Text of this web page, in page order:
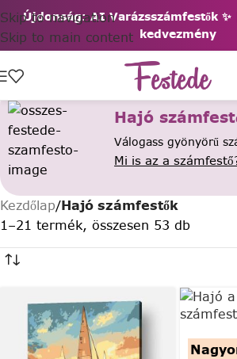
Újdonság: AI Varázsszámfestők
kedvezmény
Skip to navigation
Skip to main content
Hajó
Válogass gyönyörű
Mi is az a
Kezdőlap/Hajó számfestők
1–21 termék, összesen 53 db